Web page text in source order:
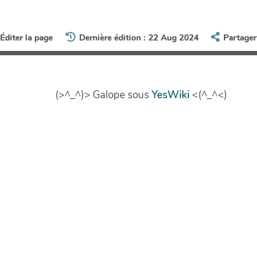
Éditer la page Dernière édition : 22 Aug 2024 Partager
(>^_^)> Galope sousYesWiki <(^_^<)